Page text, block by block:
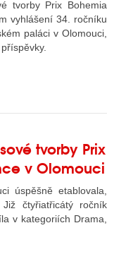
tvorby Prix Bohemia
vyhlášení 34. ročníku
paláci v Olomouci,
tvorby Prix
v Olomouci
úspěšně etablovala,
čtyřiatřicátý ročník
v kategoriích Drama,